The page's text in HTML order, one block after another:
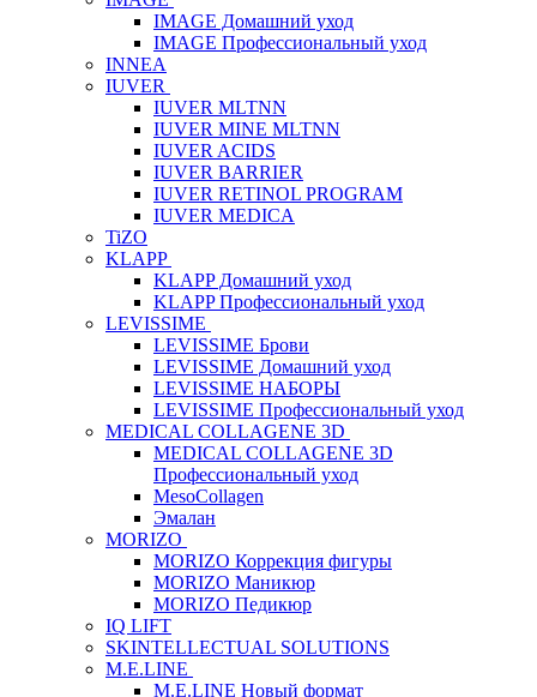
IMAGE Домашний уход
IMAGE Профессиональный уход
INNEA
IUVER
IUVER MLTNN
IUVER MINE MLTNN
IUVER ACIDS
IUVER BARRIER
IUVER RETINOL PROGRAM
IUVER MEDICA
TiZO
KLAPP
KLAPP Домашний уход
KLAPP Профессиональный уход
LEVISSIME
LEVISSIME Брови
LEVISSIME Домашний уход
LEVISSIME НАБОРЫ
LEVISSIME Профессиональный уход
MEDICAL COLLAGENE 3D
MEDICAL COLLAGENE 3D
Профессиональный уход
MesoCollagen
Эмалан
MORIZO
MORIZO Коррекция фигуры
MORIZO Маникюр
MORIZO Педикюр
IQ LIFT
SKINTELLECTUAL SOLUTIONS
M.E.LINE
M.E.LINE Новый формат